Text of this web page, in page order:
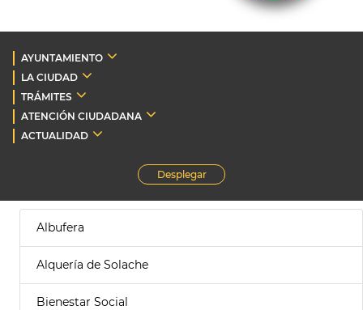
AYUNTAMIENTO
LA CIUDAD
TRÁMITES
ATENCIÓN CIUDADANA
ACTUALIDAD
Desplegar
Albufera
Alquería de Solache
Bienestar Social